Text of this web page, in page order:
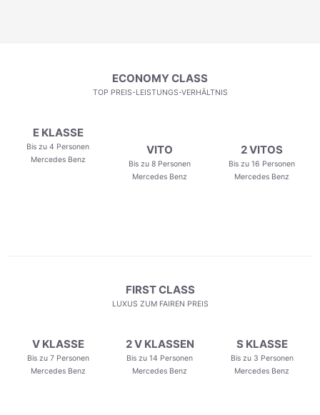
ECONOMY CLASS
TOP PREIS-LEISTUNGS-VERHÄLTNIS
E KLASSE
Bis zu 4 Personen
Mercedes Benz
VITO
Bis zu 8 Personen
Mercedes Benz
2 VITOS
Bis zu 16 Personen
Mercedes Benz
FIRST CLASS
LUXUS ZUM FAIREN PREIS
V KLASSE
Bis zu 7 Personen
Mercedes Benz
2 V KLASSEN
Bis zu 14 Personen
Mercedes Benz
S KLASSE
Bis zu 3 Personen
Mercedes Benz